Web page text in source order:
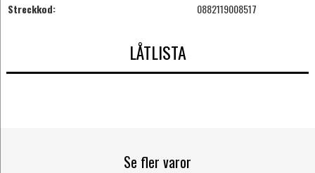
Streckkod:
0882119008517
LÅTLISTA
Se fler varor